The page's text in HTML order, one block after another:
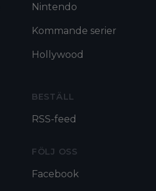
Nintendo
Kommande serier
Hollywood
BESTÄLL
RSS-feed
FÖLJ OSS
Facebook